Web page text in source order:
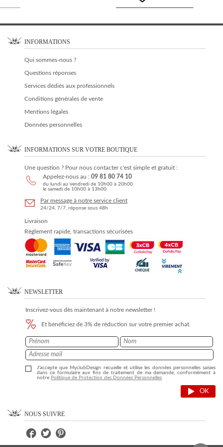
INFORMATIONS
Qui sommes-nous ?
Questions réponses
Services dédiés aux professionnels
Conditions générales de vente
Mentions légales
Données personnelles
INFORMATIONS SUR VOTRE BOUTIQUE
Une question ? Pour nous contacter c'est simple et gratuit :
Appelez-nous au : 09 81 80 74 10
du lundi au vendredi de 10h00 à 20h00
le samedi de 10h00 à 13h00
Par message à notre service client
24/24, 7/7, réponse sous 48h
Livraison
Règlement rapide, transactions sécurisées
NEWSLETTER
Inscrivez-vous dès maintenant à notre newsletter !
Et bénéficiez de 3% de réduction sur votre premier achat.
J'accepte que MyclubDesign recueille et utilise les données personnelles saisies
dans ce formulaire aux fins de traitement de ma demande, conformément à
notre Politique de Protection des Données Personnelles
OK
NOUS SUIVRE